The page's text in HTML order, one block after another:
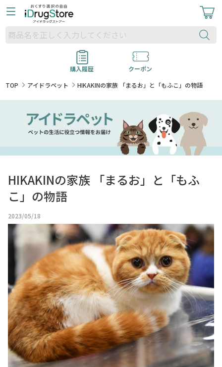
購入履歴
クーポン
TOP
アイドラペット HIKAKINの家族 「まるお」と「もふこ」の物語
HIKAKINの家族 「まるお」と「もふ
こ」の物語
2023/05/18